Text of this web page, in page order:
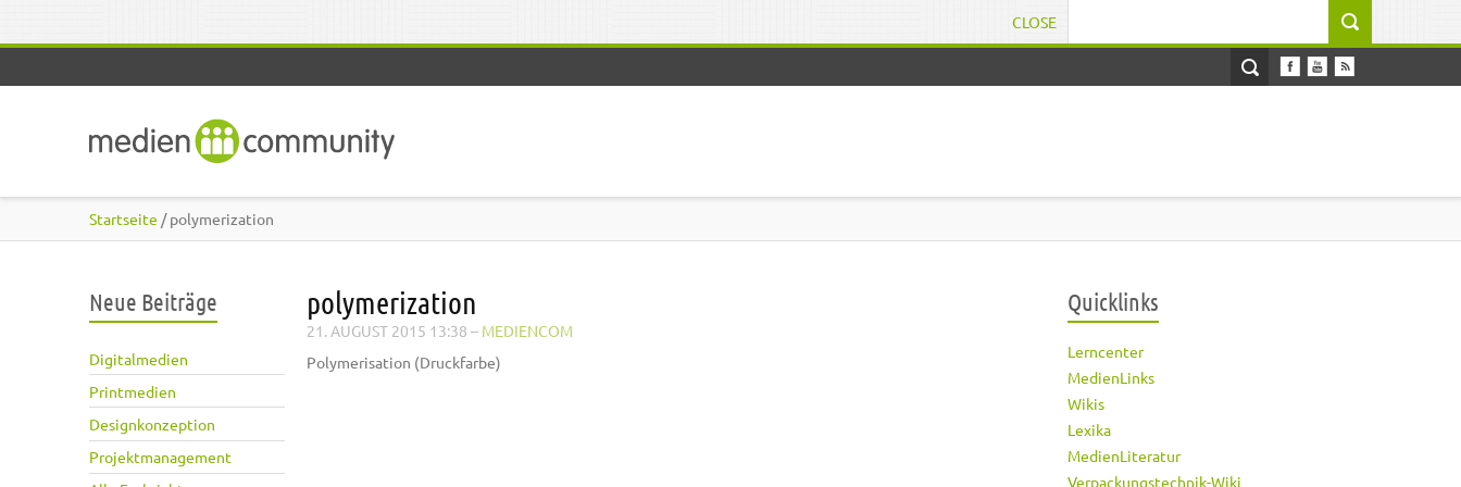
CLOSE
Startseite / polymerization
Neue Beiträge
Digitalmedien
Printmedien
Designkonzeption
Projektmanagement
polymerization
21. AUGUST 2015 13:38 – MEDIENCOM
Polymerisation (Druckfarbe)
Quicklinks
Lerncenter
MedienLinks
Wikis
Lexika
MedienLiteratur
Verpackungstechnik-Wiki